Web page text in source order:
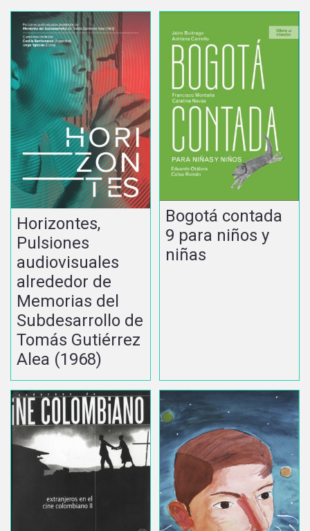
Horizontes,
Pulsiones
audiovisuales
alrededor de
Memorias del
Subdesarrollo de
Tomás Gutiérrez
Alea (1968)
Bogotá contada
9 para niños y
niñas